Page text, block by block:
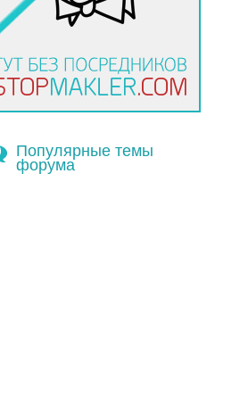
Популярные темы
форума